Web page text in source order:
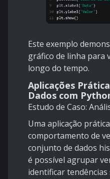
Este exemplo
gráfico de linha para
longo do tempo.
Aplicações
Dados com
Estudo de Caso:
Uma aplicação
comportamento de
conjunto de dados
é possível agrupar
identificar